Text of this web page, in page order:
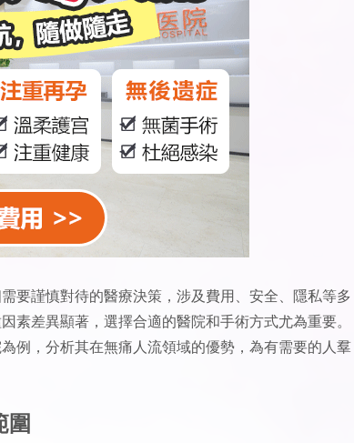
要謹慎對待的醫療決策，涉及費用、安全、隱私等多
差異顯著，選擇合適的醫院和手術方式尤為重要。
例，分析其在無痛人流領域的優勢，為有需要的人羣
圍